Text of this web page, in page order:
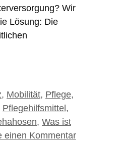
Wir
Lösung: Die
, Mobilität, Pflege,
Pflegehilfsmittel,
, Was ist
einen Kommentar